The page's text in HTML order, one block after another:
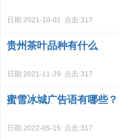
日期:2021-10-01 点击:317
贵州茶叶品种有什么
日期:2021-11-29 点击:317
蜜雪冰城广告语有哪些？
日期:2022-05-15 点击:317